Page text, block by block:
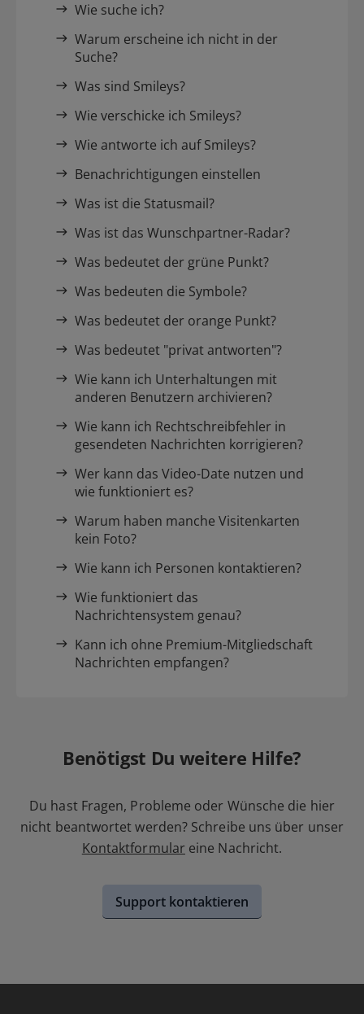
Wie suche ich?
Warum erscheine ich nicht in der
Suche?
Was sind Smileys?
Wie verschicke ich Smileys?
Wie antworte ich auf Smileys?
Benachrichtigungen einstellen
Was ist die Statusmail?
Was ist das Wunschpartner-Radar?
Was bedeutet der grüne Punkt?
Was bedeuten die Symbole?
Was bedeutet der orange Punkt?
Was bedeutet "privat antworten"?
Wie kann ich Unterhaltungen mit
anderen Benutzern archivieren?
Wie kann ich Rechtschreibfehler in
gesendeten Nachrichten korrigieren?
Wer kann das Video-Date nutzen und
wie funktioniert es?
Warum haben manche Visitenkarten
kein Foto?
Wie kann ich Personen kontaktieren?
Wie funktioniert das
Nachrichtensystem genau?
Kann ich ohne Premium-Mitgliedschaft
Nachrichten empfangen?
Benötigst Du weitere Hilfe?
Du hast Fragen, Probleme oder Wünsche die hier
nicht beantwortet werden? Schreibe uns über unser
Kontaktformular eine Nachricht.
Support kontaktieren